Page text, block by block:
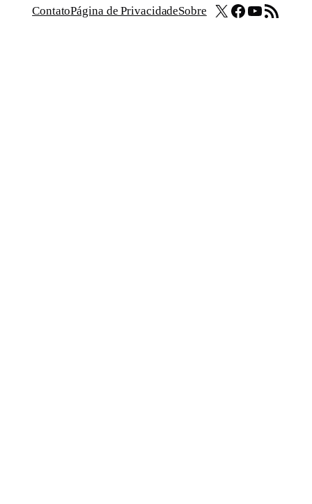
ContatoPágina de PrivacidadeSobre X Facebook
Youtube
Feed RSS